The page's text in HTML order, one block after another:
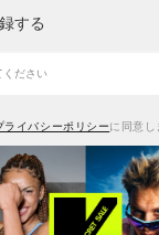
する
ライバシーポリシーに同意し